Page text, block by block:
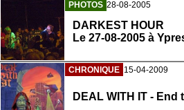
PHOTOS 28-08-2005
DARKEST HOUR
Le 27-08-2005 à
CHRONIQUE 15-04-2009
DEAL WITH IT -